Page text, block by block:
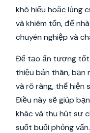
khó hiểu hoặc lủng
và khiêm tốn, để
chuyên nghiệp và
Để tạo ấn tượng tốt
thiệu bản thân, bạn
và rõ ràng, thể hiện
Điều này sẽ giúp
khác và thu hút sự
suốt buổi phỏng vấn.